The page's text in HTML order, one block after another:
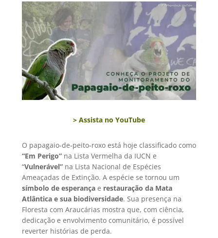
> Assista no YouTube
O papagaio-de-peito-roxo está hoje classificado como
“Em Perigo”na Lista Vermelha da IUCN e
“Vulnerável”na Lista Nacional de Espécies
Ameaçadas de Extinção. A espécie se tornou um
símbolo de esperançae restauração da Mata
Atlântica e sua biodiversidade. Sua presença na
Floresta com Araucárias mostra que, com ciência,
dedicação e envolvimento comunitário, é possível
reverter histórias de perda.